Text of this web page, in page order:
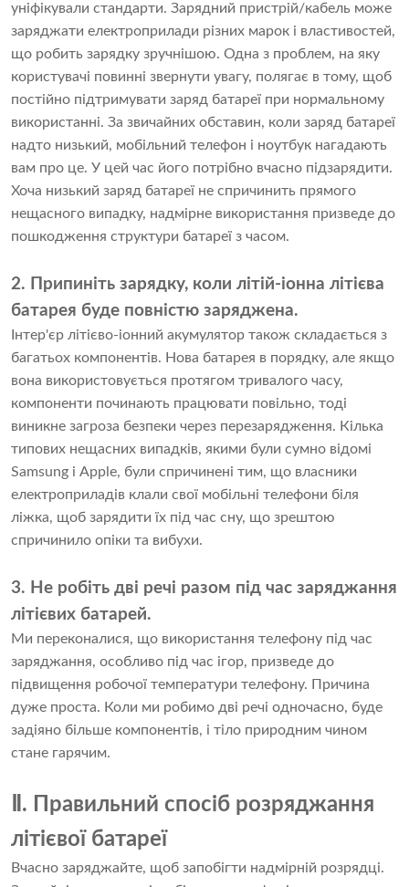
уніфікували стандарти. Зарядний пристрій/кабель може
заряджати електроприлади різних марок і властивостей,
що робить зарядку зручнішою. Одна з проблем, на яку
користувачі повинні звернути увагу, полягає в тому, щоб
постійно підтримувати заряд батареї при нормальному
використанні. За звичайних обставин, коли заряд батареї
надто низький, мобільний телефон і ноутбук нагадають
вам про це. У цей час його потрібно вчасно підзарядити.
Хоча низький заряд батареї не спричинить прямого
нещасного випадку, надмірне використання призведе до
пошкодження структури батареї з часом.
2. Припиніть зарядку, коли літій-іонна літієва
батарея буде повністю заряджена.
Інтер'єр літієво-іонний акумулятор також складається з
багатьох компонентів. Нова батарея в порядку, але якщо
вона використовується протягом тривалого часу,
компоненти починають працювати повільно, тоді
виникне загроза безпеки через перезарядження. Кілька
типових нещасних випадків, якими були сумно відомі
Samsung і Apple, були спричинені тим, що власники
електроприладів клали свої мобільні телефони біля
ліжка, щоб зарядити їх під час сну, що зрештою
спричинило опіки та вибухи.
3. Не робіть дві речі разом під час заряджання
літієвих батарей.
Ми переконалися, що використання телефону під час
заряджання, особливо під час ігор, призведе до
підвищення робочої температури телефону. Причина
дуже проста. Коли ми робимо дві речі одночасно, буде
задіяно більше компонентів, і тіло природним чином
стане гарячим.
Ⅱ. Правильний спосіб розряджання
літієвої батареї
Вчасно заряджайте, щоб запобігти надмірній розрядці.